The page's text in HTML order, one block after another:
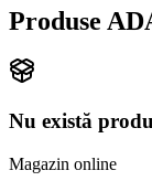
Produse
Nu există
Magazin online